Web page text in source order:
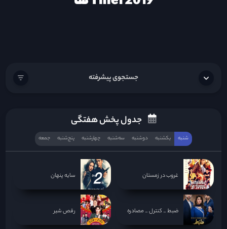
جستجوی پیشرفته
جدول پخش هفتگی
شنبه یکشنبه دوشنبه سه‌‌شنبه چهارشنبه پنج‌شنبه جمعه
غروب در زمستان سایه پنهان
ضبط _ کنترل _ مصادره رقص شیر